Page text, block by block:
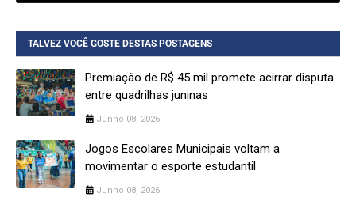
TALVEZ VOCÊ GOSTE DESTAS POSTAGENS
Premiação de R$ 45 mil promete acirrar disputa
entre quadrilhas juninas
Junho 08, 2026
Jogos Escolares Municipais voltam a
movimentar o esporte estudantil
Junho 08, 2026